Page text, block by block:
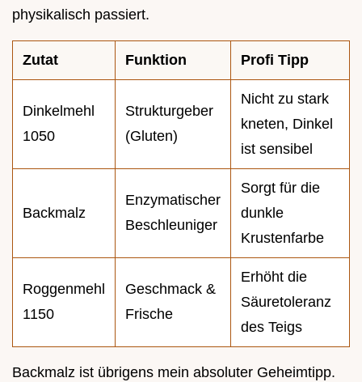
physikalisch passiert.
Zutat Funktion Profi Tipp
Dinkelmehl
1050
Strukturgeber
(Gluten)
Nicht zu stark
kneten, Dinkel
ist sensibel
Backmalz
Enzymatischer
Beschleuniger
Sorgt für die
dunkle
Krustenfarbe
Roggenmehl
1150
Geschmack &
Frische
Erhöht die
Säuretoleranz
des Teigs
Backmalz ist übrigens mein absoluter Geheimtipp.